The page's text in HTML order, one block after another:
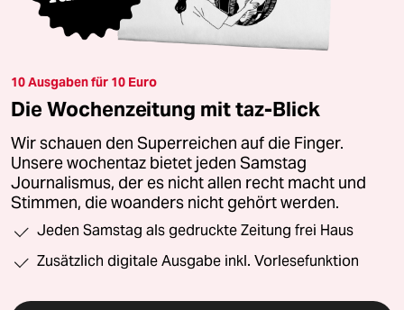
10 Ausgaben für 10 Euro
Die Wochenzeitung mit taz-Blick
Wir schauen den Superreichen auf die Finger.
Unsere wochentaz bietet jeden Samstag
Journalismus, der es nicht allen recht macht und
Stimmen, die woanders nicht gehört werden.
Jeden Samstag als gedruckte Zeitung frei Haus
Zusätzlich digitale Ausgabe inkl. Vorlesefunktion